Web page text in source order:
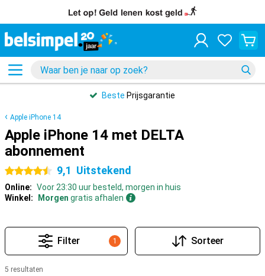
Beste Prijsgarantie
Apple iPhone 14
Apple iPhone 14 met DELTA
abonnement
4.5 sterren 9,1 Uitstekend
Online: Voor 23:30 uur besteld, morgen in huis
Winkel:
Morgen gratis afhalen
1
Filter Sorteer
5 resultaten